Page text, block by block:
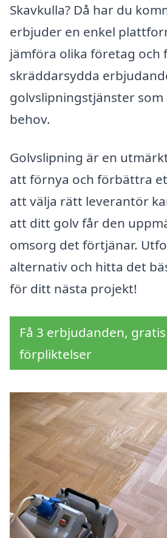
Skavkulla? Då har du
erbjuder en enkel
jämföra olika företag och
skräddarsydda
golvslipningstjänster som
behov.
Golvslipning är en
att förnya och förbättra
att välja rätt leverantör
att ditt golv får den
omsorg det förtjänar.
alternativ och hitta det
för ditt nästa projekt!
Få 3 erbjudanden,
förpliktelser